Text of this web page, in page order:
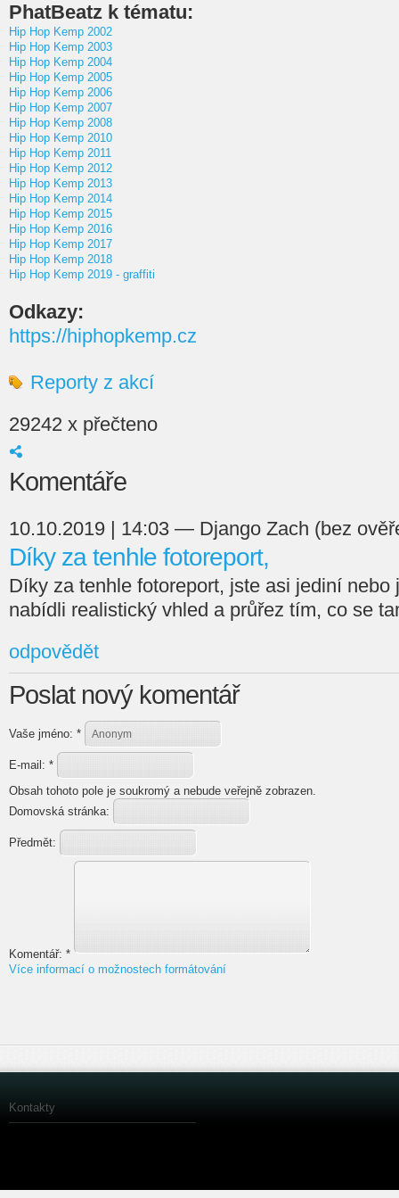
PhatBeatz k tématu:
Hip Hop Kemp 2002
Hip Hop Kemp 2003
Hip Hop Kemp 2004
Hip Hop Kemp 2005
Hip Hop Kemp 2006
Hip Hop Kemp 2007
Hip Hop Kemp 2008
Hip Hop Kemp 2010
Hip Hop Kemp 2011
Hip Hop Kemp 2012
Hip Hop Kemp 2013
Hip Hop Kemp 2014
Hip Hop Kemp 2015
Hip Hop Kemp 2016
Hip Hop Kemp 2017
Hip Hop Kemp 2018
Hip Hop Kemp 2019 - graffiti
Odkazy:
https://hiphopkemp.cz
Reporty z akcí
29242 x přečteno
Komentáře
10.10.2019 | 14:03 — Django Zach (bez
Díky za tenhle fotoreport,
Díky za tenhle fotoreport, jste asi jediní nebo
nabídli realistický vhled a průřez tím, co se
odpovědět
Poslat nový komentář
Vaše jméno: *
E-mail: *
Obsah tohoto pole je soukromý a nebude veřejně zobrazen.
Domovská stránka:
Předmět:
Komentář: *
Více informací o možnostech formátování
Kontakty